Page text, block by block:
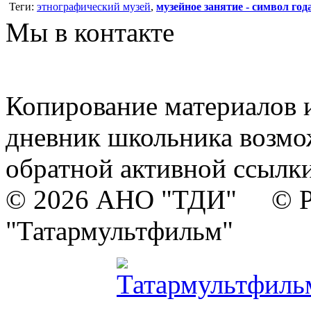
Теги: этнографический музей, музейное занятие - символ
Мы в контакте
Копирование материалов
дневник школьника
обратной активной
© 2026 АНО "ТДИ" ©
"Татармультфильм"